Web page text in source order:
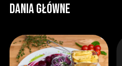
DANIA GŁÓWNE